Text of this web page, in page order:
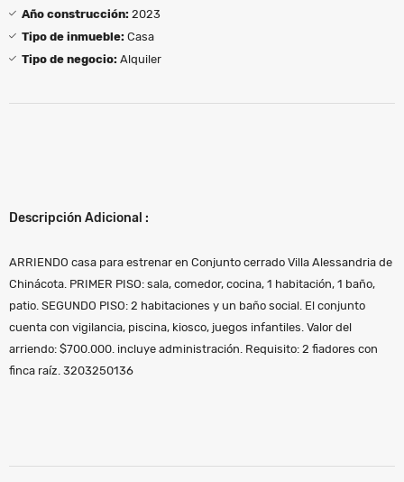
Año construcción: 2023
Tipo de inmueble: Casa
Tipo de negocio: Alquiler
Descripción Adicional :
ARRIENDO casa para estrenar en Conjunto cerrado Villa Alessandria de
Chinácota. PRIMER PISO: sala, comedor, cocina, 1 habitación, 1 baño,
patio. SEGUNDO PISO: 2 habitaciones y un baño social. El conjunto
cuenta con vigilancia, piscina, kiosco, juegos infantiles. Valor del
arriendo: $700.000. incluye administración. Requisito: 2 fiadores con
finca raíz. 3203250136